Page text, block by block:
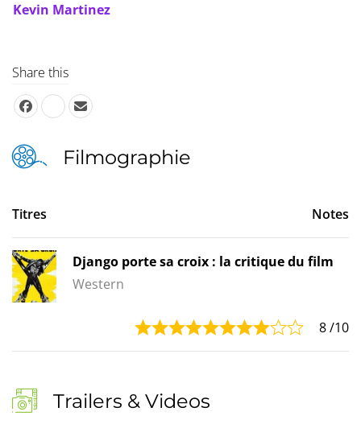
Kevin Martinez
Share this
Filmographie
Titres Notes
Django porte sa croix : la critique du film
Western
8/10
Trailers & Videos